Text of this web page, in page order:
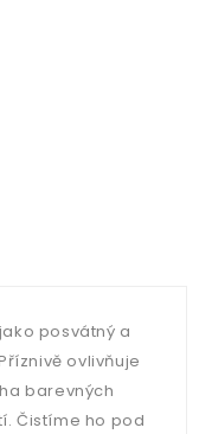
posvátný a
ovlivňuje
barevných
Čistíme ho pod